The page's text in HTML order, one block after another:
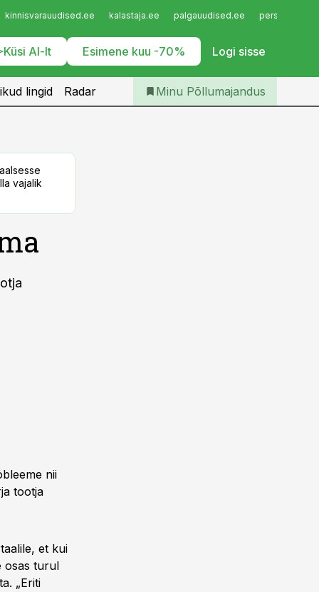
kinnisvarauudised.ee kalastaja.ee palgauudised.ee
Küsi AI-lt Esimene kuu -70% Logi sisse
Iseteenindus
Telli Põllumajandus
lingid Radar Minu Põllumajandus
vajalik
nii
tootja
et kui
osas turul
„Eriti